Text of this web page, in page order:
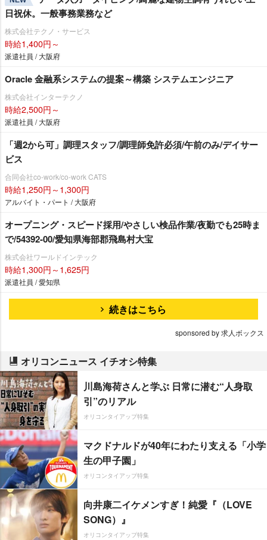
日祝休。一般事務業務など
株式会社テクノ・サービス
時給1,400円～
派遣社員 / 大阪府
Oracle 金融系システムの提案～構築 システムエンジニア
株式会社インターテクノ
時給2,500円～
派遣社員 / 大阪府
「週2から可」調理スタッフ/調理師免許必須/午前のみ/デイサー
ビス
合同会社co-work/co-work CATS
時給1,250円～1,300円
アルバイト・パート / 大阪府
オープニング・スピード採用/やさしい検品作業/夜勤でも25時ま
で/54392-00/愛知県海部郡飛島村大宝
株式会社ワールドインテック
時給1,300円～1,625円
派遣社員 / 愛知県
続きはこちら
sponsored by 求人ボックス
オリコンニュース イチオシ特集
川島海荷さんと学ぶ 日常に潜む“人身取
引”のリアル
オリコンタイアップ特集
マクドナルドが40年にわたり支える「小学
生の甲子園」
オリコンタイアップ特集
向井康二イケメンすぎ！純愛『（LOVE
SONG）』
オリコンタイアップ特集